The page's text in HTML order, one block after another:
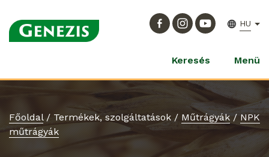
HU
Keresés Menü
Főoldal/ Termékek, szolgáltatások / Műtrágyák/ NPK
műtrágyák